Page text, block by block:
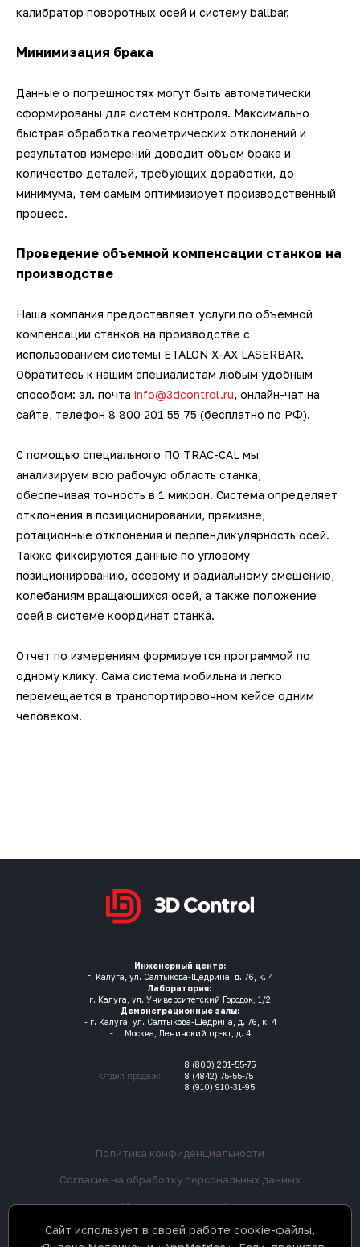
калибратор поворотных осей и систему ballbar.
Минимизация брака
Данные о погрешностях могут быть автоматически
сформированы для систем контроля. Максимально
быстрая обработка геометрических отклонений и
результатов измерений доводит объем брака и
количество деталей, требующих доработки, до
минимума, тем самым оптимизирует производственный
процесс.
Проведение объемной компенсации станков на
производстве
Наша компания предоставляет услуги по объемной
компенсации станков на производстве с
использованием системы ETALON X-AX LASERBAR.
Обратитесь к нашим специалистам любым удобным
способом: эл. почта info@3dcontrol.ru, онлайн-чат на
сайте, телефон 8 800 201 55 75 (бесплатно по РФ).
С помощью специального ПО TRAC-CAL мы
анализируем всю рабочую область станка,
обеспечивая точность в 1 микрон. Система определяет
отклонения в позиционировании, прямизне,
ротационные отклонения и перпендикулярность осей.
Также фиксируются данные по угловому
позиционированию, осевому и радиальному смещению,
колебаниям вращающихся осей, а также положение
осей в системе координат станка.
Отчет по измерениям формируется программой по
одному клику. Сама система мобильна и легко
перемещается в транспортировочном кейсе одним
человеком.
Инженерный центр:
г. Калуга, ул. Салтыкова-Щедрина, д. 76, к. 4
Лаборатория:
г. Калуга, ул. Университетский Городок, 1/2
Демонстрационные залы:
- г. Калуга, ул. Салтыкова-Щедрина, д. 76, к. 4
- г. Москва, Ленинский пр-кт, д. 4
Отдел продаж:
8 (800) 201-55-75
8 (4842) 75-55-75
8 (910) 910-31-95
Политика конфиденциальности
Согласие на обработку персональных данных
Использование cookie
Сайт использует в своей работе cookie-файлы,